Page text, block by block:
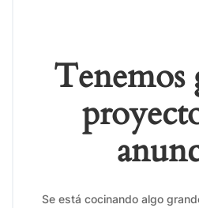
Tenemos
Se está cocinando algo